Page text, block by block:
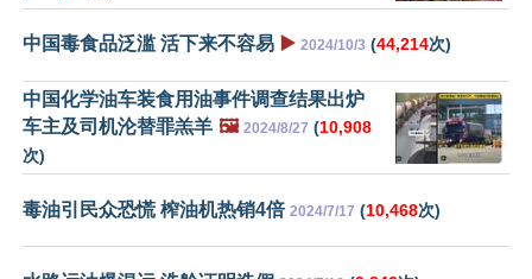
中国毒食品泛滥 活下来不容易 ▶️ 2024/10/3 (44,214次)
中国化学油车装食用油事件调查结果出炉
车主及司机沦替罪羔羊 🖼️ 2024/8/27 (10,908
次)
毒油引民众恐慌 榨油机热销4倍 2024/7/17 (10,468次)